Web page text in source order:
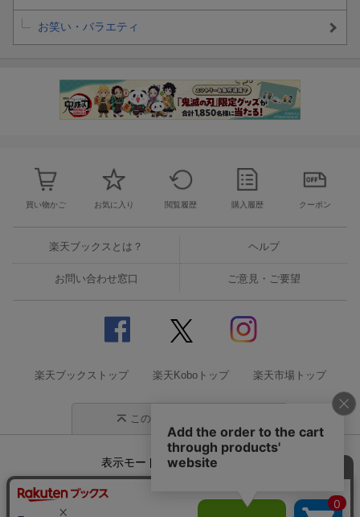
お笑い・バラエティ
買い物かご お気に入り 閲覧履歴 購入履歴 クーポン
楽天ブックスとは？ ヘルプ
お問い合わせ窓口 ご意見・ご要望
楽天ブックストップ 楽天Koboトップ 楽天市場トップ
このページの先頭に戻る
表示モード モバイル
企業情報 個人情報保護方針